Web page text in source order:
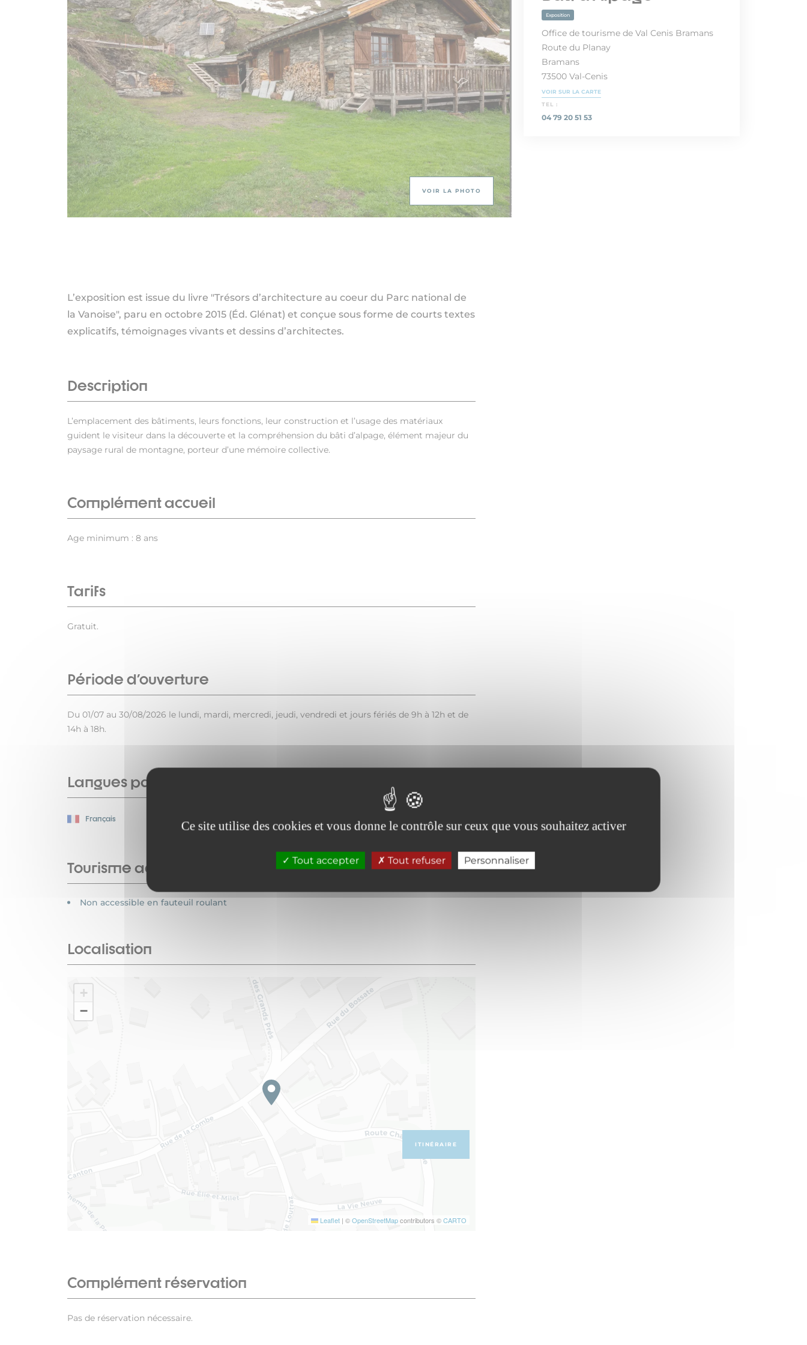
Ce site utilise des cookies et vous donne le contrôle sur ceux que vous souhaitez activer
Tout accepter Tout refuser Personnaliser
VOIR LA PHOTO
L’exposition est issue du livre "Trésors d’architecture au coeur du Parc national de
la Vanoise", paru en octobre 2015 (Éd. Glénat) et conçue sous forme de courts textes
explicatifs, témoignages vivants et dessins d’architectes.
Description
L’emplacement des bâtiments, leurs fonctions, leur construction et l’usage des matériaux
guident le visiteur dans la découverte et la compréhension du bâti d’alpage, élément majeur du
paysage rural de montagne, porteur d’une mémoire collective.
Complément accueil
Age minimum : 8 ans
Tarifs
Gratuit.
Période d'ouverture
Du 01/07 au 30/08/2026 le lundi, mardi, mercredi, jeudi, vendredi et jours fériés de 9h à 12h et de
14h à 18h.
Langues parlées
Français
Tourisme adapté
Non accessible en fauteuil roulant
Localisation
+
−
Leaflet | ©OpenStreetMapcontributors ©CARTO
ITINÉRAIRE
Complément réservation
Pas de réservation nécessaire.
Exposition
Office de tourisme de Val Cenis Bramans
Route du Planay
Bramans
73500 Val-Cenis
VOIR SUR LA CARTE
TEL :
04 79 20 51 53